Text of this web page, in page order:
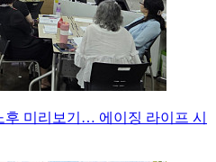
후 미리보기… 에이징 라이프 시